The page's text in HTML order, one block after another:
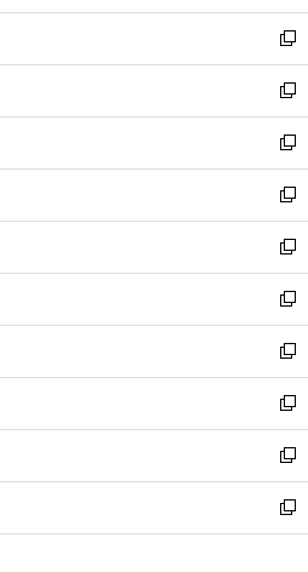
開
く
ウ
で
開
く
ン
ド
ウ
で
開
く
ウ
ィ
ン
ド
ウ
で
開
く
新
し
い
ウ
ィ
ン
ド
ウ
で
開
く
新
し
い
ウ
ィ
ン
ド
ウ
で
開
く
新
し
い
ウ
ィ
ン
ド
ウ
で
開
く
新
し
い
ウ
ィ
ン
ド
ウ
で
開
く
新
し
い
ウ
ィ
ン
ド
ウ
で
開
く
新
し
い
ウ
ィ
ン
ド
ウ
で
開
新
し
い
ウ
ィ
ン
ド
ウ
新
し
い
ウ
ィ
ン
新
し
い
ウ
新
し